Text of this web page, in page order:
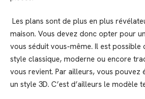
Les plans sont de plus en plus
maison. Vous devez donc opter pour
vous séduit vous-même. Il est possible
style classique, moderne ou encore
vous revient. Par ailleurs, vous
un style 3D. C’est d’ailleurs le modèle